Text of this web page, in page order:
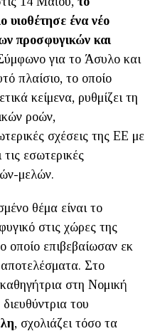
υιοθέτησε ένα νέο
προσφυγικών και
για το Άσυλο και
πλαίσιο, το οποίο
κείμενα, ρυθμίζει τη
ροών,
σχέσεις της ΕΕ με
εσωτερικές
μελών.
θέμα είναι το
στις χώρες της
επιβεβαίωσαν εκ
Στο
στη Νομική
του
, σχολιάζει τόσο τα